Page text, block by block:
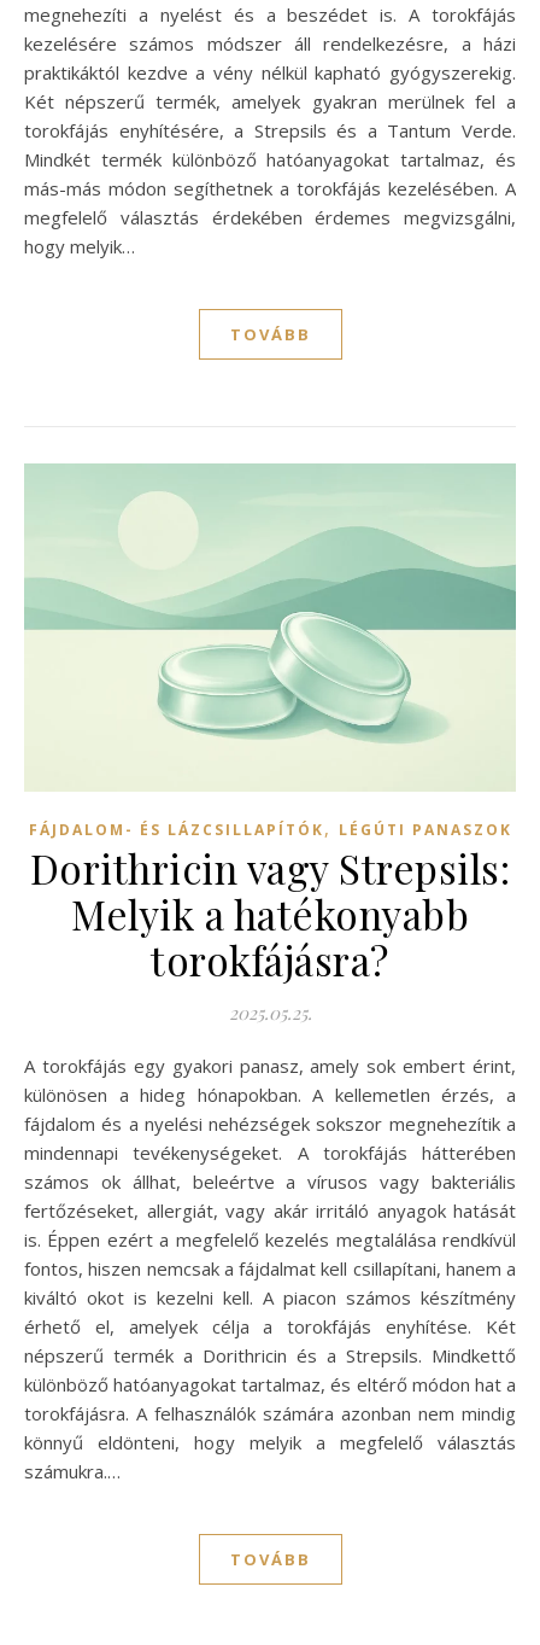
megnehezíti a nyelést és a beszédet is. A torokfájás
kezelésére számos módszer áll rendelkezésre, a házi
praktikáktól kezdve a vény nélkül kapható gyógyszerekig.
Két népszerű termék, amelyek gyakran merülnek fel a
torokfájás enyhítésére, a Strepsils és a Tantum Verde.
Mindkét termék különböző hatóanyagokat tartalmaz, és
más-más módon segíthetnek a torokfájás kezelésében. A
megfelelő választás érdekében érdemes megvizsgálni,
hogy melyik…
TOVÁBB
FÁJDALOM- ÉS LÁZCSILLAPÍTÓK, LÉGÚTI PANASZOK
Dorithricin vagy Strepsils:
Melyik a hatékonyabb
torokfájásra?
2025.05.25.
A torokfájás egy gyakori panasz, amely sok embert érint,
különösen a hideg hónapokban. A kellemetlen érzés, a
fájdalom és a nyelési nehézségek sokszor megnehezítik a
mindennapi tevékenységeket. A torokfájás hátterében
számos ok állhat, beleértve a vírusos vagy bakteriális
fertőzéseket, allergiát, vagy akár irritáló anyagok hatását
is. Éppen ezért a megfelelő kezelés megtalálása rendkívül
fontos, hiszen nemcsak a fájdalmat kell csillapítani, hanem a
kiváltó okot is kezelni kell. A piacon számos készítmény
érhető el, amelyek célja a torokfájás enyhítése. Két
népszerű termék a Dorithricin és a Strepsils. Mindkettő
különböző hatóanyagokat tartalmaz, és eltérő módon hat a
torokfájásra. A felhasználók számára azonban nem mindig
könnyű eldönteni, hogy melyik a megfelelő választás
számukra.…
TOVÁBB